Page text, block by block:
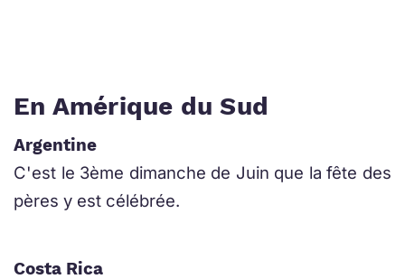
En Amérique du Sud
Argentine
C'est le 3ème dimanche de Juin que la fête des
pères y est célébrée.
Costa Rica